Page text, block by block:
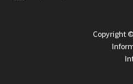
Copyright